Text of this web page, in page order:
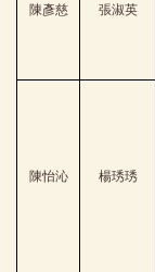
陳彥慈 張淑英
陳怡沁 楊琇琇